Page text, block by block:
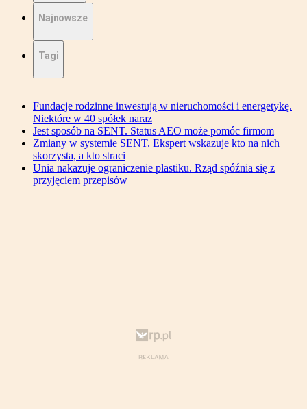
Najnowsze
Tagi
Fundacje rodzinne inwestują w nieruchomości i energetykę.
Niektóre w 40 spółek naraz
Jest sposób na SENT. Status AEO może pomóc firmom
Zmiany w systemie SENT. Ekspert wskazuje kto na nich
skorzysta, a kto straci
Unia nakazuje ograniczenie plastiku. Rząd spóźnia się z
przyjęciem przepisów